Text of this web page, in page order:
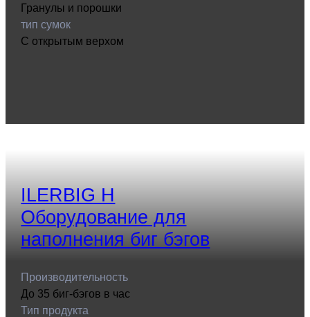
Гранулы и порошки
тип сумок
С открытым верхом
ILERBIG H
Оборудование для
наполнения биг бэгов
Производительность
До 35 биг-бэгов в час
Тип продукта